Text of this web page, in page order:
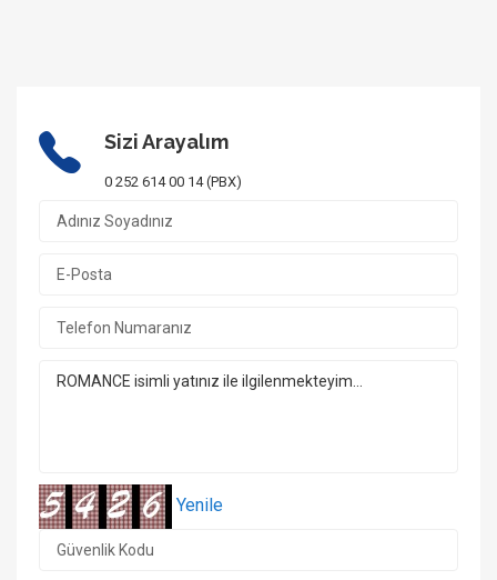
Sizi Arayalım
0 252 614 00 14 (PBX)
Yenile